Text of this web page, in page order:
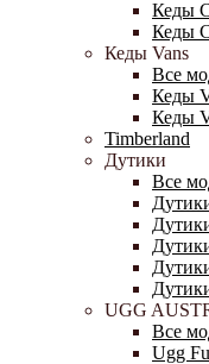
Кеды
Кеды
Кеды Vans
Все
Кеды
Кеды
Timberland
Дутики
Все
UGG
Все
Ugg